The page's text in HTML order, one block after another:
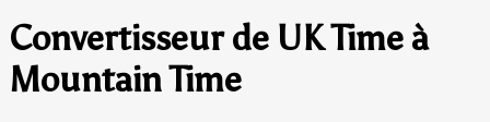
Convertisseur de UK Time à
Mountain Time